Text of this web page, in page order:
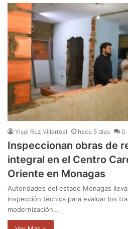
Yisel Ruz Villarreal hace 5 días 0
Inspeccionan obras de
integral en el Centro
Oriente en Monagas
Autoridades del estado Monagas
inspección técnica para evaluar los
modernización…